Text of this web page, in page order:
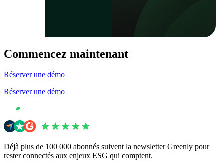
Commencez maintenant
Réserver une démo
Réserver une démo
Déjà plus de 100 000 abonnés suivent la newsletter Greenly pour
rester connectés aux enjeux ESG qui comptent.